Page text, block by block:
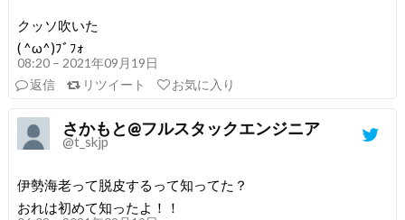
クッソ吹いた
( ^ω^)ﾌﾞﾌｫ
08:20 – 2021年09月19日
返信
リツイート お気に入り
さかもと@フルスタックエンジニア
@t_skjp
伊勢海老って脱皮するって知ってた？
おれは初めて知ったよ！！